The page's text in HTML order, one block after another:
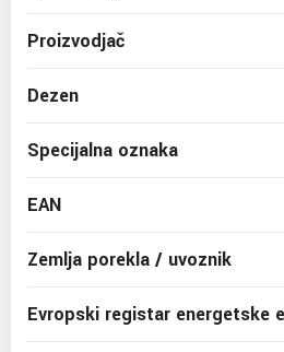
Proizvodjač
Dezen
Specijalna oznaka
EAN
Zemlja porekla / uvoznik
Evropski registar energetske